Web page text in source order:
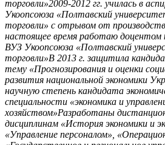
торговли»2009-2012 гг. училась в
Укоопсоюза «Полтавский
торговли» с отрывом от
настоящее время работаю
ВУЗ Укоопсоюза «Полтавский
торговли»В 2013 г. защитила
тему «Прогнозирования и оценки
развития национальной экономики
научную степень кандидата
специальности «экономика и
хозяйством»Разработаны
дисциплинам «История экономики и
«Управление персоналом»,